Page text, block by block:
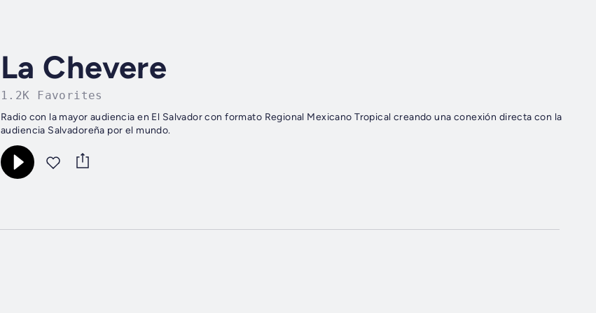
La Chevere
1.2K Favorites
Radio con la mayor audiencia en El Salvador con formato Regional Mexicano Tropical creando una conexión directa con la
audiencia Salvadoreña por el mundo.